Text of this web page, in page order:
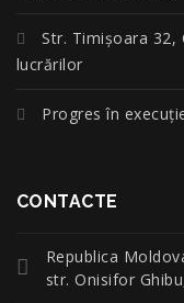
Str. Timișoara 32,
lucrărilor
Progres în
CONTACTE
Republica
str. Onisifor